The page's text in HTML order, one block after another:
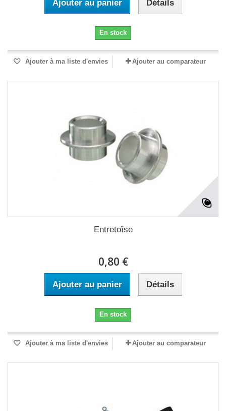
Ajouter au panier Détails
En stock
Ajouter à ma liste d'envies Ajouter au comparateur
Entretoîse
0,80 €
Ajouter au panier Détails
En stock
Ajouter à ma liste d'envies Ajouter au comparateur